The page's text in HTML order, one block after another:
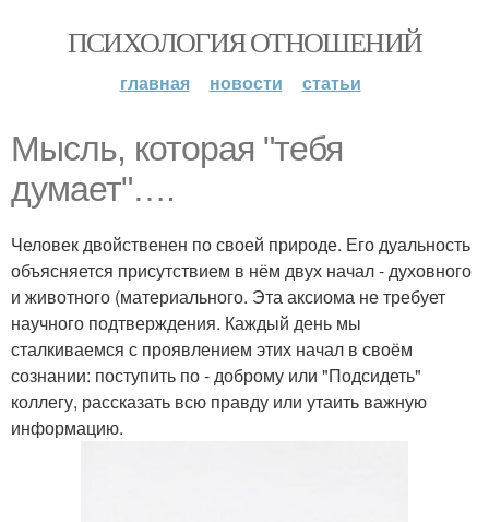
ПСИХОЛОГИЯ ОТНОШЕНИЙ
главная новости статьи
Мысль, которая "тебя
думает"….
Человек двойственен по своей природе. Его дуальность
объясняется присутствием в нём двух начал - духовного
и животного (материального. Эта аксиома не требует
научного подтверждения. Каждый день мы
сталкиваемся с проявлением этих начал в своём
сознании: поступить по - доброму или "Подсидеть"
коллегу, рассказать всю правду или утаить важную
информацию.